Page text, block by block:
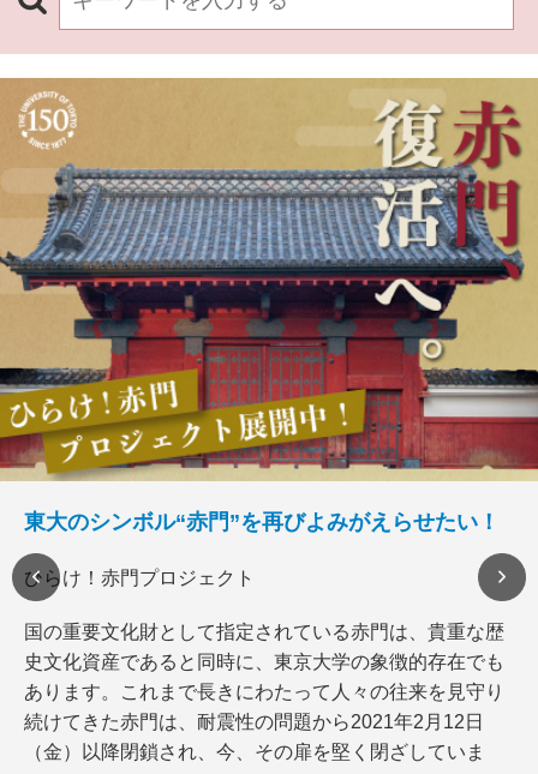
東大のシンボル“赤門”を再びよみがえらせたい！
ひらけ！赤門プロジェクト
国の重要文化財として指定されている赤門は、貴重な歴
史文化資産であると同時に、東京大学の象徴的存在でも
あります。これまで長きにわたって人々の往来を見守り
続けてきた赤門は、耐震性の問題から2021年2月12日
（金）以降閉鎖され、今、その扉を堅く閉ざしていま